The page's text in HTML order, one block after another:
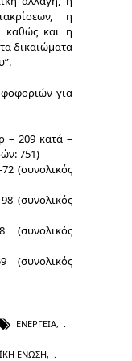
η
καθώς και η
δικαιώματα
για
– 209 κατά –
751)
(συνολικός
(συνολικός
(συνολικός
(συνολικός
ΕΝΈΡΓΕΙΑ,
ΈΝΩΣΗ,